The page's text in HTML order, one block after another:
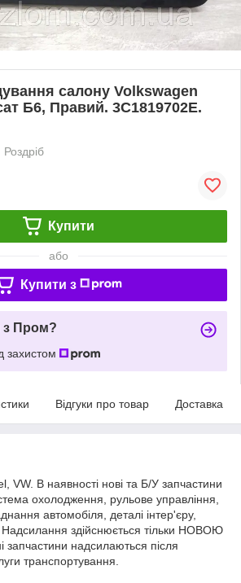
салону Volkswagen
Б6, Правий. 3C1819702E.
Роздріб
Купити
або
Купити з
з Пром?
захистом
Відгуки про товар Доставка
VW. В наявності нові та Б/У запчастини
охолодження, рульове управління,
автомобіля, деталі інтер'єру,
Надсилання здійснюється тільки НОВОЮ
надсилаються після
транспортування.